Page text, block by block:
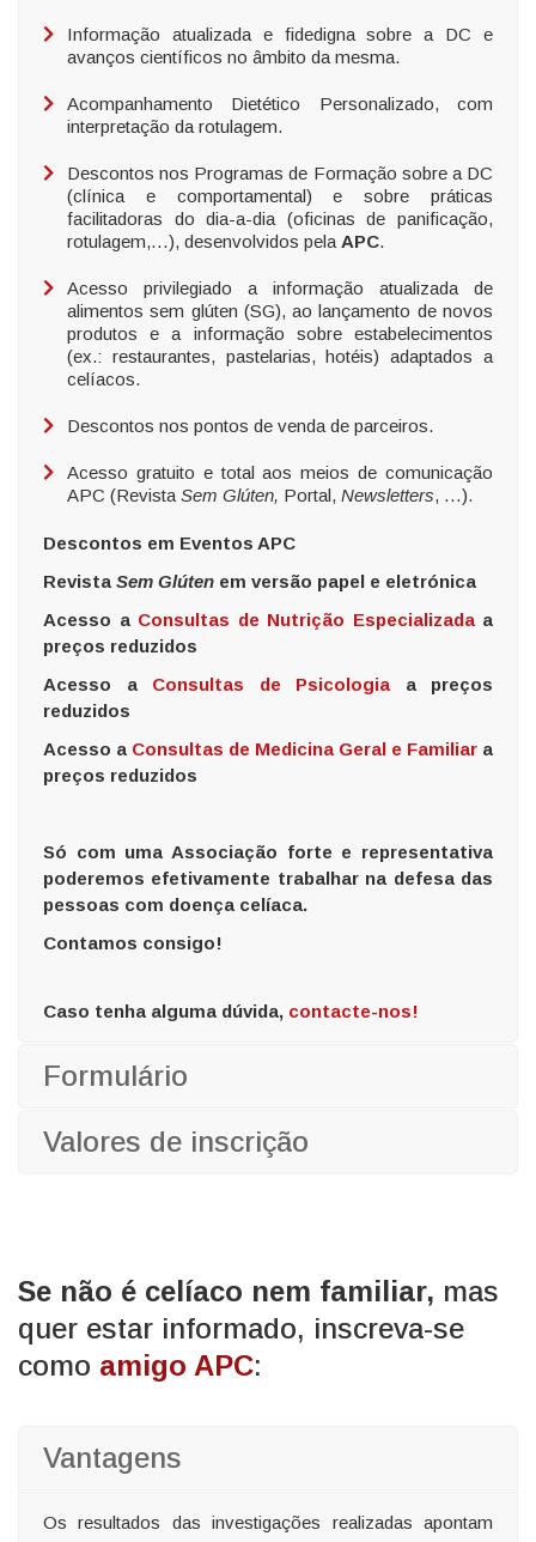
Informação atualizada e fidedigna sobre a DC e
avanços científicos no âmbito da mesma.
Acompanhamento Dietético Personalizado, com
interpretação da rotulagem.
Descontos nos Programas de Formação sobre a DC
(clínica e comportamental) e sobre práticas
facilitadoras do dia-a-dia (oficinas de panificação,
rotulagem,…), desenvolvidos pela APC.
Acesso privilegiado a informação atualizada de
alimentos sem glúten (SG), ao lançamento de novos
produtos e a informação sobre estabelecimentos
(ex.: restaurantes, pastelarias, hotéis) adaptados a
celíacos.
Descontos nos pontos de venda de parceiros.
Acesso gratuito e total aos meios de comunicação
APC (Revista Sem Glúten, Portal, Newsletters, …).
Descontos em Eventos APC
Revista Sem Glúten em versão papel e eletrónica
Acesso a Consultas de Nutrição Especializadaa
preços reduzidos
Acesso a Consultas de Psicologia a preços
reduzidos
Acesso a Consultas de Medicina Geral e Familiar a
preços reduzidos
Só com uma Associação forte e representativa
poderemos efetivamente trabalhar na defesa das
pessoas com doença celíaca.
Contamos consigo!
Caso tenha alguma dúvida, contacte-nos!
Formulário
Valores de inscrição
Se não é celíaco nem familiar, mas
quer estar informado, inscreva-se
como amigo APC:
Vantagens
Os resultados das investigações realizadas apontam